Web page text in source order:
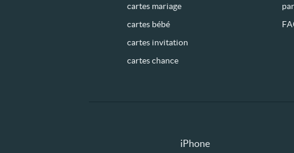
cartes mariage
cartes bébé
cartes invitation
cartes chance
iPhone